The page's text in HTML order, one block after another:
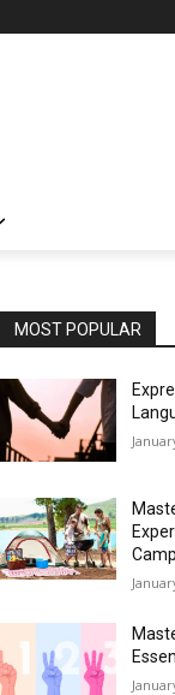
MOST POPULAR